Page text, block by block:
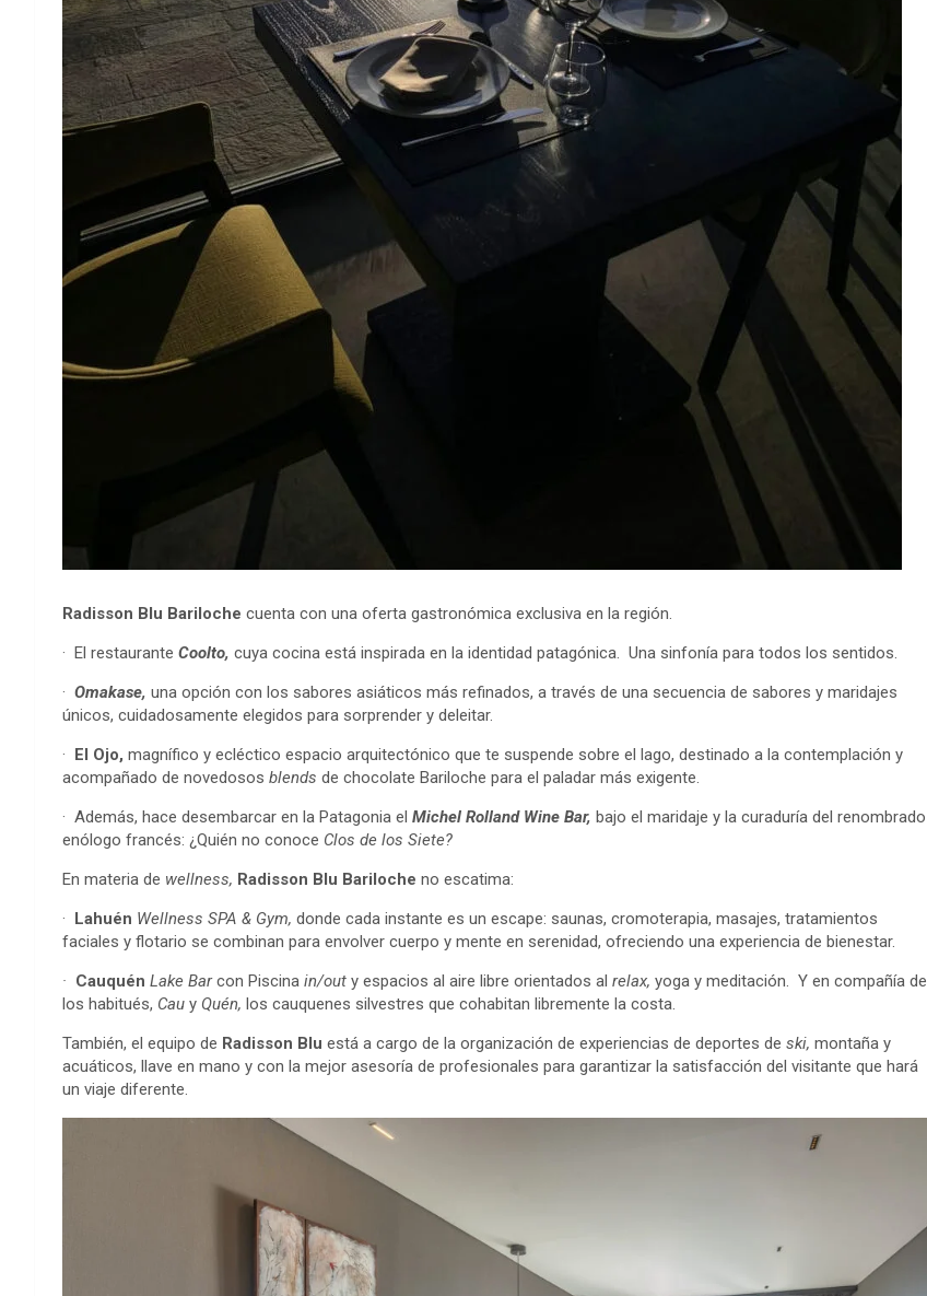
Radisson Blu Bariloche cuenta con una oferta gastronómica exclusiva en la región.
· El restaurante Coolto, cuya cocina está inspirada en la identidad patagónica. Una sinfonía para todos los sentidos.
· Omakase, una opción con los sabores asiáticos más refinados, a través de una secuencia de sabores y maridajes
únicos, cuidadosamente elegidos para sorprender y deleitar.
· El Ojo, magnífico y ecléctico espacio arquitectónico que te suspende sobre el lago, destinado a la contemplación y
acompañado de novedosos blends de chocolate Bariloche para el paladar más exigente.
· Además, hace desembarcar en la Patagonia el Michel Rolland Wine Bar, bajo el maridaje y la curaduría del renombrado
enólogo francés: ¿Quién no conoce Clos de los Siete?
En materia de wellness, Radisson Blu Bariloche no escatima:
· Lahuén Wellness SPA & Gym, donde cada instante es un escape: saunas, cromoterapia, masajes, tratamientos
faciales y flotario se combinan para envolver cuerpo y mente en serenidad, ofreciendo una experiencia de bienestar.
· Cauquén Lake Barcon Piscina in/out y espacios al aire libre orientados al relax, yoga y meditación. Y en compañía de
los habitués, Cau y Quén, los cauquenes silvestres que cohabitan libremente la costa.
También, el equipo de Radisson Blu está a cargo de la organización de experiencias de deportes de ski, montaña y
acuáticos, llave en mano y con la mejor asesoría de profesionales para garantizar la satisfacción del visitante que hará
un viaje diferente.